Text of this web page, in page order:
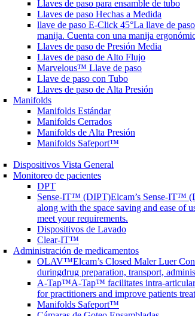
Llaves de paso para ensamble de tubo
Llaves de paso Hechas a Medida
llave de paso E-Click 45°La llave de
manija. Cuenta con una manija
Llaves de paso de Presión Media
Llaves de paso de Alto Flujo
Marvelous™ Llave de paso
Llave de paso con Tubo
Llaves de paso de Alta Presión
Manifolds
Manifolds Estándar
Manifolds Cerrados
Manifolds de Alta Presión
Manifolds Safeport™
Dispositivos Vista General
Monitoreo de pacientes
DPT
Sense-IT™ (DIPT)Elcam’s Sense-IT™
along with the space saving and ease of
meet your requirements.
Dispositivos de Lavado
Clear-IT™
Administración de medicamentos
OLAV™Elcam’s Closed Maler Luer
duringdrug preparation, transport,
A-Tap™A-Tap™ facilitates intra-
for practitioners and improve patients
Manifolds Safeport™